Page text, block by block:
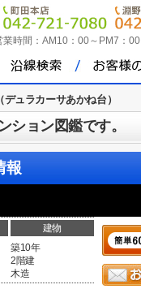
業時間： AM10：00～PM7：00
ュラカーサあかね台）
ョン図鑑です。
報
建物
築10年
2階建
木造